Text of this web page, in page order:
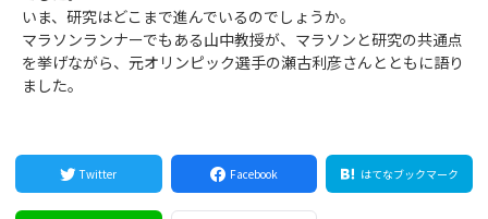
いま、研究はどこまで進んでいるのでしょうか。
マラソンランナーでもある山中教授が、マラソンと研究の共通点
を挙げながら、元オリンピック選手の瀬古利彦さんとともに語り
ました。
Twitter Facebook はてなブックマーク